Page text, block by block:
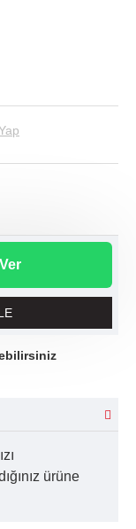
ürüne